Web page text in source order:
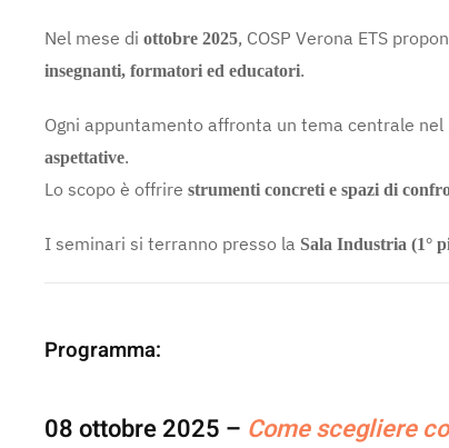
Nel mese di ottobre 2025, COSP Verona ETS
insegnanti, formatori ed educatori.
Ogni appuntamento affronta un tema centrale
aspettative.
Lo scopo è offrire strumenti concreti e spazi di
I seminari si terranno presso la Sala Industria (1°
Programma:
08 ottobre 2025 – Come scegliere